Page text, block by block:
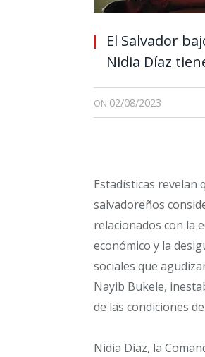
El Salvador
Nidia Díaz
ON 02/08/2023
Estadísticas revelan
salvadoreños
relacionados con la
económico y la
sociales que
Nayib Bukele,
de las condiciones
Nidia Díaz, la